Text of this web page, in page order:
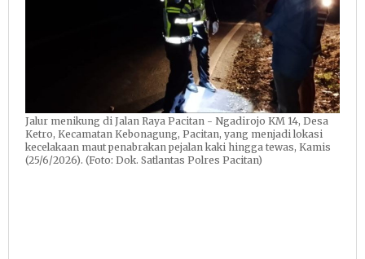
Jalur menikung di Jalan Raya Pacitan - Ngadirojo KM 14, Desa
Ketro, Kecamatan Kebonagung, Pacitan, yang menjadi lokasi
kecelakaan maut penabrakan pejalan kaki hingga tewas, Kamis
(25/6/2026). (Foto: Dok. Satlantas Polres Pacitan)